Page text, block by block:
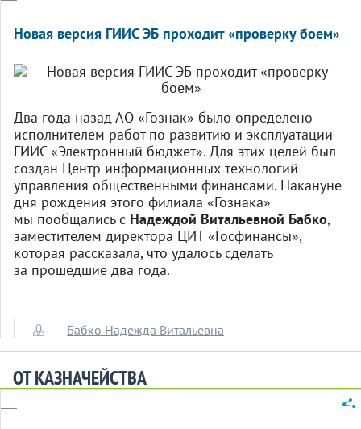
Новая версия ГИИС ЭБ проходит «проверку боем»
Два года назад АО «Гознак» было определено
исполнителем работ по развитию и эксплуатации
ГИИС «Электронный бюджет». Для этих целей был
создан Центр информационных технологий
управления общественными финансами. Накануне
дня рождения этого филиала «Гознака»
мы пообщались с Надеждой Витальевной Бабко,
заместителем директора ЦИТ «Госфинансы»,
которая рассказала, что удалось сделать
за прошедшие два года.
Бабко Надежда Витальевна
ОТ КАЗНАЧЕЙСТВА